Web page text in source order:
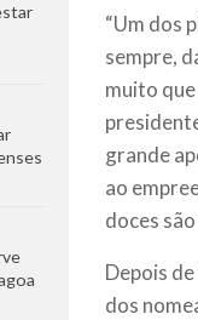
“Um dos
sempre,
muito
grande
ao
doces
Depois
dos